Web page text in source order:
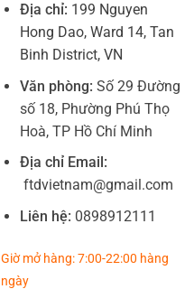
Địa chỉ: 199 Nguyen
Hong Dao, Ward 14, Tan
Binh District, VN
Văn phòng: Số 29 Đường
số 18, Phường Phú Thọ
Hoà, TP Hồ Chí Minh
Địa chỉ Email:
ftdvietnam@gmail.com
Liên hệ: 0898912111
Giờ mở hàng: 7:00-22:00 hàng
ngày